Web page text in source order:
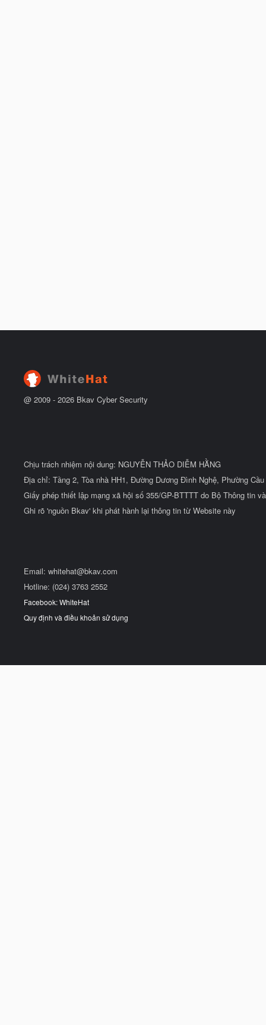
@ 2009 - 2026 Bkav Cyber Security
Chịu trách nhiệm nội dung: NGUYỄN THẢO DIỄM HẰNG
Địa chỉ: Tầng 2, Tòa nhà HH1, Đường Dương Đình Nghệ, Phường
Giấy phép thiết lập mạng xã hội số 355/GP-BTTTT do Bộ Thông tin
Ghi rõ 'nguồn Bkav' khi phát hành lại thông tin từ Website này
Email: whitehat@bkav.com
Hotline: (024) 3763 2552
Facebook: WhiteHat
Quy định và điều khoản sử dụng